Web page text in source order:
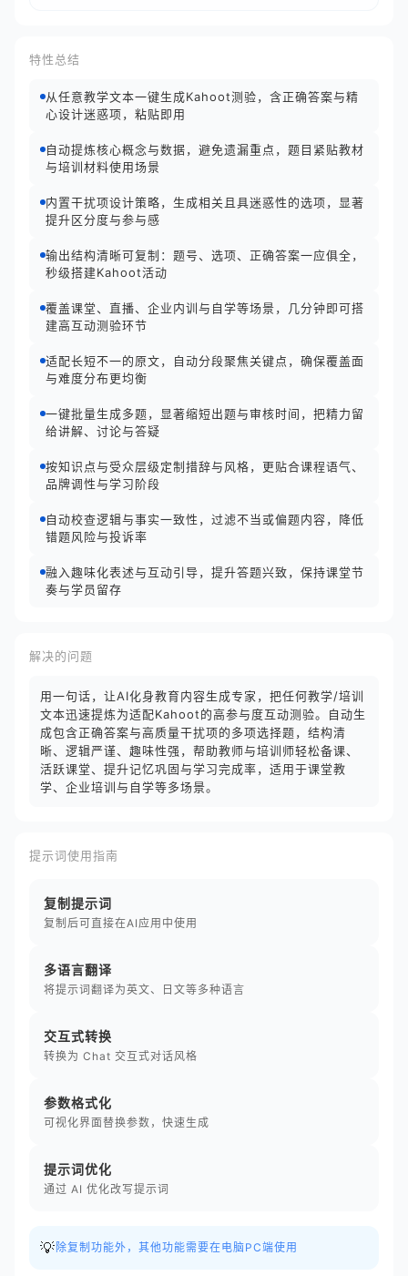
特性总结
从任意教学文本一键生成Kahoot测验，含正确答案与精
心设计迷惑项，粘贴即用
自动提炼核心概念与数据，避免遗漏重点，题目紧贴教材
与培训材料使用场景
内置干扰项设计策略，生成相关且具迷惑性的选项，显著
提升区分度与参与感
输出结构清晰可复制：题号、选项、正确答案一应俱全，
秒级搭建Kahoot活动
覆盖课堂、直播、企业内训与自学等场景，几分钟即可搭
建高互动测验环节
适配长短不一的原文，自动分段聚焦关键点，确保覆盖面
与难度分布更均衡
一键批量生成多题，显著缩短出题与审核时间，把精力留
给讲解、讨论与答疑
按知识点与受众层级定制措辞与风格，更贴合课程语气、
品牌调性与学习阶段
自动校查逻辑与事实一致性，过滤不当或偏题内容，降低
错题风险与投诉率
融入趣味化表述与互动引导，提升答题兴致，保持课堂节
奏与学员留存
解决的问题
用一句话，让AI化身教育内容生成专家，把任何教学/培训
文本迅速提炼为适配Kahoot的高参与度互动测验。自动生
成包含正确答案与高质量干扰项的多项选择题，结构清
晰、逻辑严谨、趣味性强，帮助教师与培训师轻松备课、
活跃课堂、提升记忆巩固与学习完成率，适用于课堂教
学、企业培训与自学等多场景。
提示词使用指南
复制提示词
复制后可直接在AI应用中使用
多语言翻译
将提示词翻译为英文、日文等多种语言
交互式转换
转换为 Chat 交互式对话风格
参数格式化
可视化界面替换参数，快速生成
提示词优化
通过 AI 优化改写提示词
💡 除复制功能外，其他功能需要在电脑PC端使用